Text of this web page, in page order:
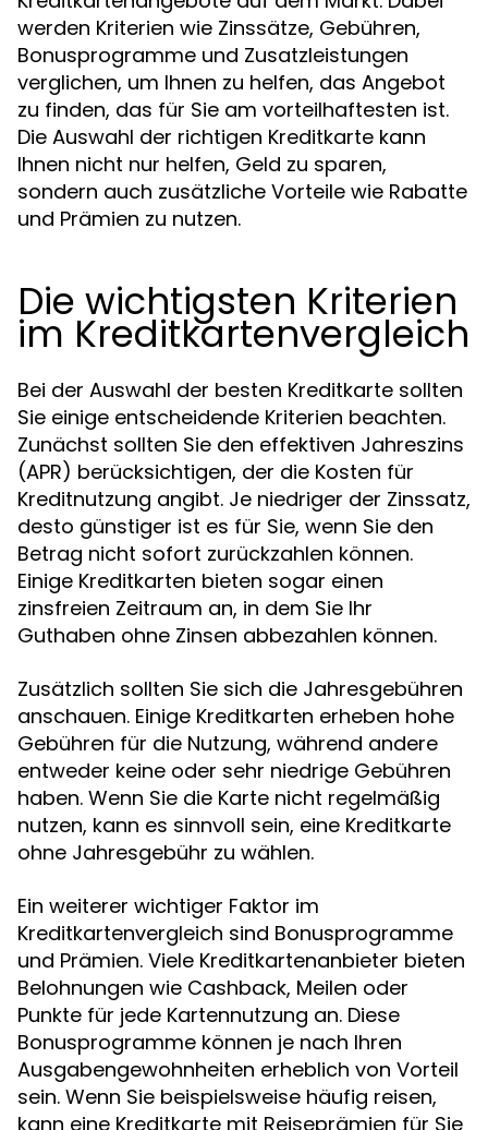
werden Kriterien wie Zinssätze, Gebühren,
Bonusprogramme und Zusatzleistungen
verglichen, um Ihnen zu helfen, das Angebot
zu finden, das für Sie am vorteilhaftesten ist.
Die Auswahl der richtigen Kreditkarte kann
Ihnen nicht nur helfen, Geld zu sparen,
sondern auch zusätzliche Vorteile wie Rabatte
und Prämien zu nutzen.
Die wichtigsten Kriterien
im Kreditkartenvergleich
Bei der Auswahl der besten Kreditkarte sollten
Sie einige entscheidende Kriterien beachten.
Zunächst sollten Sie den effektiven Jahreszins
(APR) berücksichtigen, der die Kosten für
Kreditnutzung angibt. Je niedriger der Zinssatz,
desto günstiger ist es für Sie, wenn Sie den
Betrag nicht sofort zurückzahlen können.
Einige Kreditkarten bieten sogar einen
zinsfreien Zeitraum an, in dem Sie Ihr
Guthaben ohne Zinsen abbezahlen können.
Zusätzlich sollten Sie sich die Jahresgebühren
anschauen. Einige Kreditkarten erheben hohe
Gebühren für die Nutzung, während andere
entweder keine oder sehr niedrige Gebühren
haben. Wenn Sie die Karte nicht regelmäßig
nutzen, kann es sinnvoll sein, eine Kreditkarte
ohne Jahresgebühr zu wählen.
Ein weiterer wichtiger Faktor im
Kreditkartenvergleich sind Bonusprogramme
und Prämien. Viele Kreditkartenanbieter bieten
Belohnungen wie Cashback, Meilen oder
Punkte für jede Kartennutzung an. Diese
Bonusprogramme können je nach Ihren
Ausgabengewohnheiten erheblich von Vorteil
sein. Wenn Sie beispielsweise häufig reisen,
kann eine Kreditkarte mit Reiseprämien für Sie